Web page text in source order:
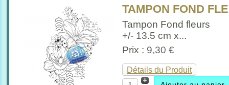
TAMPON FOND
Tampon Fond fleurs
+/- 13.5 cm x...
Prix : 9,30 €
Détails du Produit